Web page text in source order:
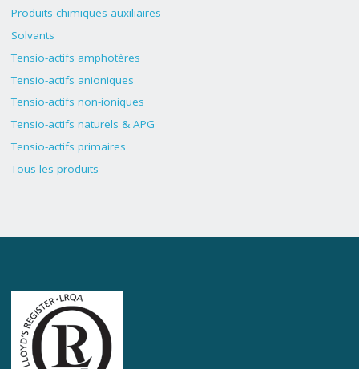
Produits chimiques auxiliaires
Solvants
Tensio-actifs amphotères
Tensio-actifs anioniques
Tensio-actifs non-ioniques
Tensio-actifs naturels & APG
Tensio-actifs primaires
Tous les produits